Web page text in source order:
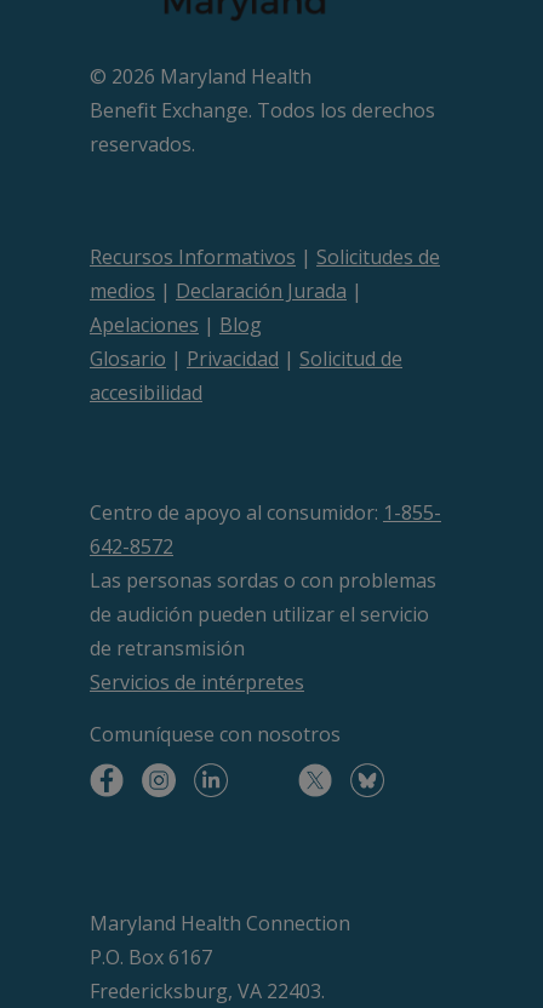
© 2026 Maryland Health
Beneﬁt Exchange. Todos los derechos
reservados.
Recursos Informativos | Solicitudes de
medios | Declaración Jurada |
Apelaciones | Blog
Glosario | Privacidad | Solicitud de
accesibilidad
Centro de apoyo al consumidor: 1-855-
642-8572
Las personas sordas o con problemas
de audición pueden utilizar el servicio
de retransmisión
Servicios de intérpretes
Comuníquese con nosotros
Maryland Health Connection
P.O. Box 6167
Fredericksburg, VA 22403.